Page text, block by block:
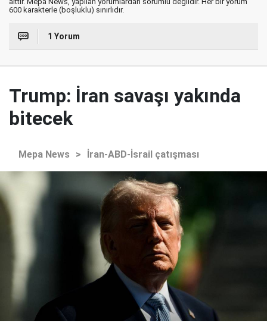
600 karakterle (boşluklu) sınırlıdır.
1 Yorum
Trump: İran savaşı yakında
bitecek
Mepa News > İran-ABD-İsrail çatışması